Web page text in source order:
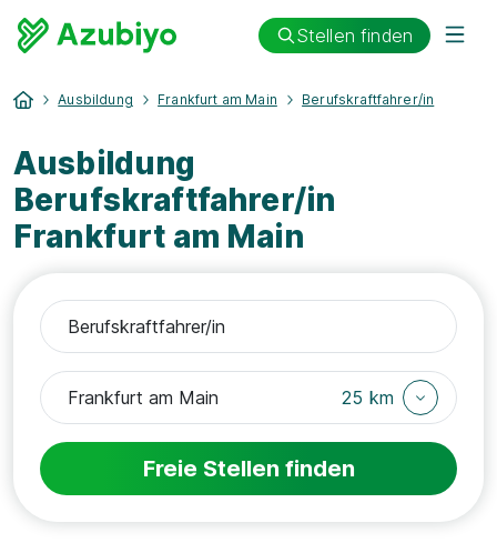
Stellen finden
Ausbildung Frankfurt am Main Berufskraftfahrer/in
Ausbildung
Berufskraftfahrer/in
Frankfurt am Main
25 km
Freie Stellen finden